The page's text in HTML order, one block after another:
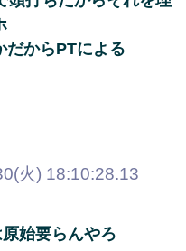
だからPTによる
火) 18:10:28.13
始要らんやろ